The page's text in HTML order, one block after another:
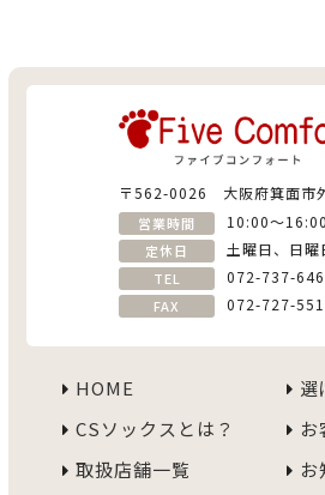
〒562-0026 大阪府箕面市
営業時間 10:00〜16:00
定休日 土曜日、日曜
TEL 072-737-
FAX 072-727-
HOME
選
CSソックスとは？
お
取扱店舗一覧